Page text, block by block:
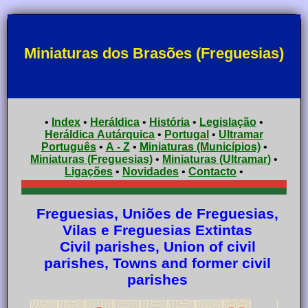
Miniaturas dos Brasões (Freguesias)
• Index • Heráldica • História • Legislação •
Heráldica Autárquica • Portugal • Ultramar
Português• A - Z• Miniaturas (Municípios)•
Miniaturas (Freguesias) • Miniaturas (Ultramar) •
Ligações • Novidades • Contacto •
Freguesias, Uniões de Freguesias,
Vilas e Freguesias Extintas
Civil parishes, Union of civil
parishes, Towns and former civil
parishes